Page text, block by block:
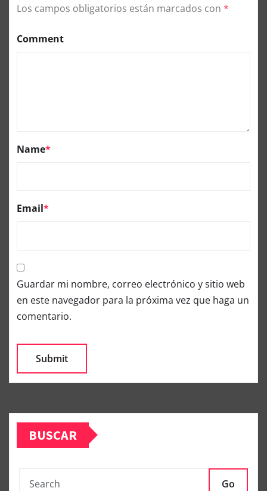
Los campos obligatorios están marcados con *
Comment
Name*
Email*
Guardar mi nombre, correo electrónico y sitio web
en este navegador para la próxima vez que haga un
comentario.
BUSCAR
Go